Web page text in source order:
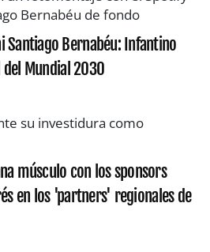
Santiago Bernabéu: Infantino
del Mundial 2030
músculo con los sponsors
en los 'partners' regionales de